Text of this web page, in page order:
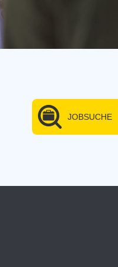
JOBSUCHE